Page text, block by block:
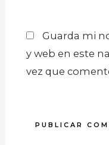
Guarda mi
y web en este
vez que